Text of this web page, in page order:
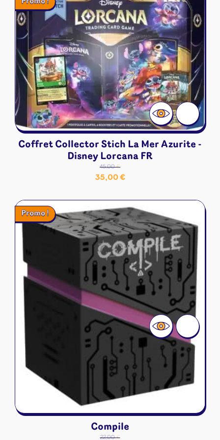
était :
14,90 €.
est :
9,90 €.
Coffret Collector Stich La Mer Azurite -
Disney Lorcana FR
45,00€
Le
initial
était :
45,00 €.
35,00€Le
actuel
est :
35,00 €.
Promo !
Compile
22,00€